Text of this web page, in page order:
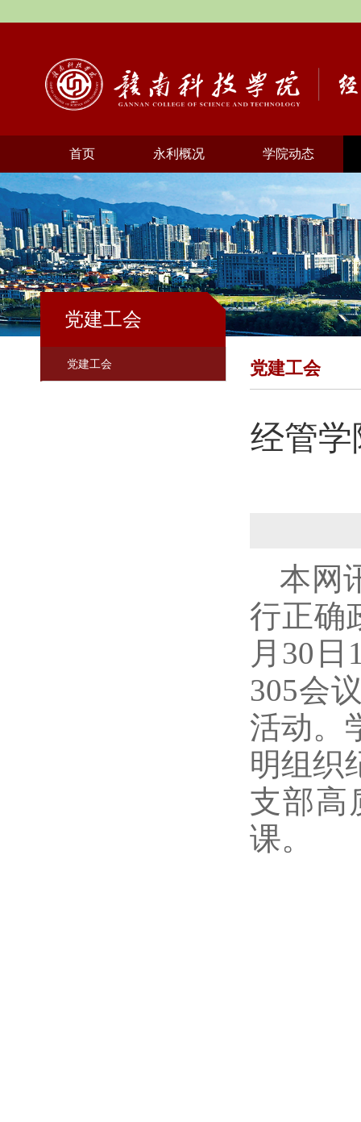
首页 永利概况 学院动态
党建工会
党建工会 党建工会
经管学
本网
行正确
月30
305会
活动。
明组织
支部高
课。